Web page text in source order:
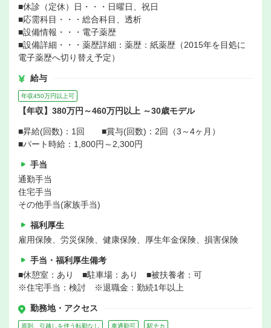
■休診（定休）日・・・日曜日、祝日
■応需科目・・・総合科目、透析
■設備情報・・・電子薬歴
■設備詳細・・・薬歴詳細：薬歴：紙薬歴（2015年を目処に
電子薬歴へ切り替え予定）
給与
年収450万円以上可
【年収】380万円～460万円以上 ～30歳モデル
■昇給(回数)：1回 ■賞与(回数)：2回（3～4ヶ月）
■パート時給：1,800円～2,300円
手当
通勤手当
住宅手当
その他手当(家族手当)
福利厚生
雇用保険、労災保険、健康保険、厚生年金保険、損害保険
手当・福利厚生備考
■休憩室：あり ■駐車場：あり ■被扶養者：可
※住宅手当：検討 ※退職金：勤続1年以上
勤務地・アクセス
原則、引越しを伴う転勤なし 車通勤可 駅チカ